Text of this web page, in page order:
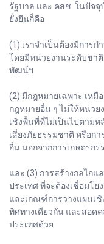
รัฐบาล และ คสช. ในปัจ
ยั่งยืนก็คือ
(1) เราจำเป็นต้องมีการ
โดยมีหน่วยงานระดับชา
พัฒน์ฯ
(2) มีกฎหมายเฉพาะ เหมื
กฎหมายอื่น ๆ ไม่ให้หน่ว
เชิงพื้นที่ที่ไม่เป็นไปตามห
เสี่ยงภัยธรรมชาติ หรือก
อื่น นอกจากการเกษตรกร
และ (3) การสร้างกลไก
ประเทศ ที่จะต้องเชื่อมโ
และเกณฑ์การวางแผนเชิ
ทิศทางเดียวกัน และสอด
ประเทศด้วย